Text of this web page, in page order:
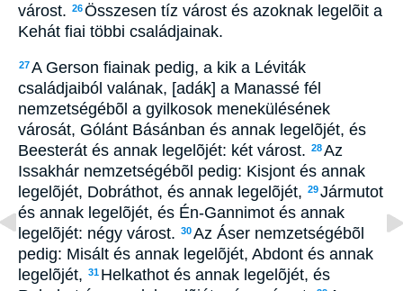
várost. 26Összesen tíz várost és azoknak legelõit a
Kehát fiai többi családjainak.
27A Gerson fiainak pedig, a kik a Léviták
családjaiból valának, [adák] a Manassé fél
nemzetségébõl a gyilkosok menekülésének
városát, Gólánt Básánban és annak legelõjét, és
Beesterát és annak legelõjét: két várost. 28Az
Issakhár nemzetségébõl pedig: Kisjont és annak
legelõjét, Dobráthot, és annak legelõjét, 29Jármutot
és annak legelõjét, és Én-Gannimot és annak
legelõjét: négy várost. 30Az Áser nemzetségébõl
pedig: Misált és annak legelõjét, Abdont és annak
legelõjét, 31 Helkathot és annak legelõjét, és